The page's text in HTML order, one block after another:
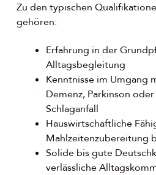
Zu den typischen
gehören:
Erfahrung in der
Alltagsbegleitung
Kenntnisse im Umgang
Demenz, Parkinson
Schlaganfall
Hauswirtschaftliche
Mahlzeitenzubereitung
Solide bis gute
verlässliche